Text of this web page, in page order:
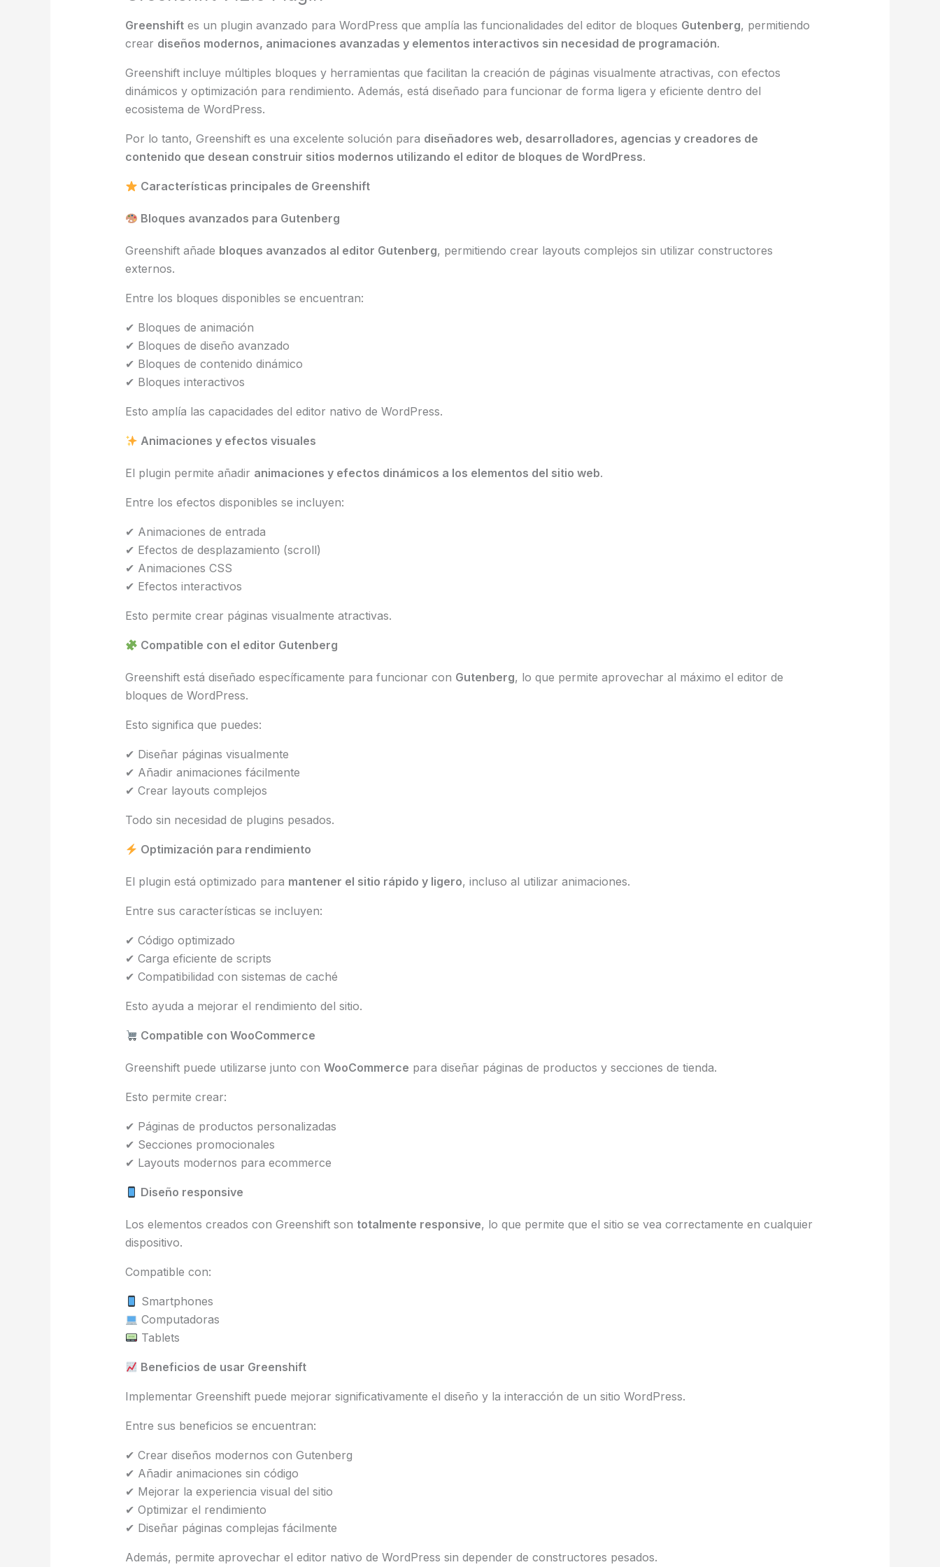
Greenshiftes un plugin avanzado para WordPress que amplía las funcionalidades del editor de bloques Gutenberg, permitiendo
crear diseños modernos, animaciones avanzadas y elementos interactivos sin necesidad de programación.
Greenshift incluye múltiples bloques y herramientas que facilitan la creación de páginas visualmente atractivas, con efectos
dinámicos y optimización para rendimiento. Además, está diseñado para funcionar de forma ligera y eficiente dentro del
ecosistema de WordPress.
Por lo tanto, Greenshift es una excelente solución para diseñadores web, desarrolladores, agencias y creadores de
contenido que desean construir sitios modernos utilizando el editor de bloques de WordPress.
Características principales de Greenshift
Bloques avanzados para Gutenberg
Greenshift añade bloques avanzados al editor Gutenberg, permitiendo crear layouts complejos sin utilizar constructores
externos.
Entre los bloques disponibles se encuentran:
✔ Bloques de animación
✔ Bloques de diseño avanzado
✔ Bloques de contenido dinámico
✔ Bloques interactivos
Esto amplía las capacidades del editor nativo de WordPress.
Animaciones y efectos visuales
El plugin permite añadir animaciones y efectos dinámicos a los elementos del sitio web.
Entre los efectos disponibles se incluyen:
✔ Animaciones de entrada
✔ Efectos de desplazamiento (scroll)
✔ Animaciones CSS
✔ Efectos interactivos
Esto permite crear páginas visualmente atractivas.
Compatible con el editor Gutenberg
Greenshift está diseñado específicamente para funcionar con Gutenberg, lo que permite aprovechar al máximo el editor de
bloques de WordPress.
Esto significa que puedes:
✔ Diseñar páginas visualmente
✔ Añadir animaciones fácilmente
✔ Crear layouts complejos
Todo sin necesidad de plugins pesados.
Optimización para rendimiento
El plugin está optimizado para mantener el sitio rápido y ligero, incluso al utilizar animaciones.
Entre sus características se incluyen:
✔ Código optimizado
✔ Carga eficiente de scripts
✔ Compatibilidad con sistemas de caché
Esto ayuda a mejorar el rendimiento del sitio.
Compatible con WooCommerce
Greenshift puede utilizarse junto con WooCommerce para diseñar páginas de productos y secciones de tienda.
Esto permite crear:
✔ Páginas de productos personalizadas
✔ Secciones promocionales
✔ Layouts modernos para ecommerce
Diseño responsive
Los elementos creados con Greenshift son totalmente responsive, lo que permite que el sitio se vea correctamente en cualquier
dispositivo.
Compatible con:
Smartphones
Computadoras
Tablets
Beneficios de usar Greenshift
Implementar Greenshift puede mejorar significativamente el diseño y la interacción de un sitio WordPress.
Entre sus beneficios se encuentran:
✔ Crear diseños modernos con Gutenberg
✔ Añadir animaciones sin código
✔ Mejorar la experiencia visual del sitio
✔ Optimizar el rendimiento
✔ Diseñar páginas complejas fácilmente
Además, permite aprovechar el editor nativo de WordPress sin depender de constructores pesados.